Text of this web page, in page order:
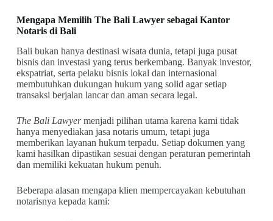
Mengapa Memilih The Bali Lawyer sebagai Kantor
Notaris di Bali
Bali bukan hanya destinasi wisata dunia, tetapi juga pusat
bisnis dan investasi yang terus berkembang. Banyak investor,
ekspatriat, serta pelaku bisnis lokal dan internasional
membutuhkan dukungan hukum yang solid agar setiap
transaksi berjalan lancar dan aman secara legal.
The Bali Lawyermenjadi pilihan utama karena kami tidak
hanya menyediakan jasa notaris umum, tetapi juga
memberikan layanan hukum terpadu. Setiap dokumen yang
kami hasilkan dipastikan sesuai dengan peraturan pemerintah
dan memiliki kekuatan hukum penuh.
Beberapa alasan mengapa klien mempercayakan kebutuhan
notarisnya kepada kami: